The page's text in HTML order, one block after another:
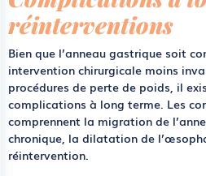
réinterventions
Bien que l’anneau gastrique soit
intervention chirurgicale moins
procédures de perte de poids, il
complications à long terme. Les
comprennent la migration de
chronique, la dilatation de
réintervention.